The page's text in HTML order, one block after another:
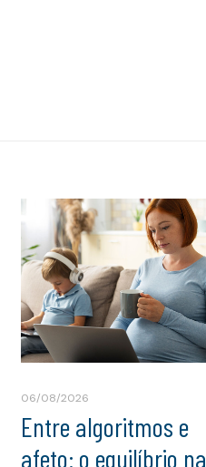
06/08/2026
Entre algoritmos e
afeto: o equilíbrio na